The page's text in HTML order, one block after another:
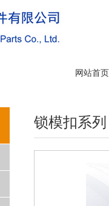
网站首页
锁模扣系列